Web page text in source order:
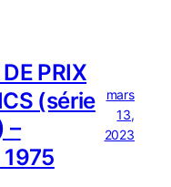
PRIX
(série
–
mars
13,
2023